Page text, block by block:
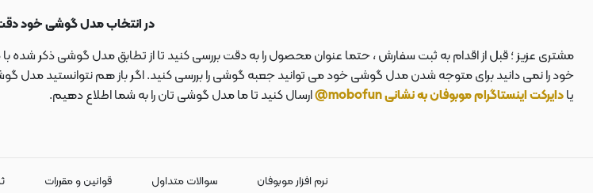
در انتخاب مدل گوشی خود
مشتری عزیز ؛ قبل از اقدام به ثبت سفارش ، حتما عنوان محصول را به دقت بررسی کنید تا از تطابق مدل گوشی ذکر
خود را نمی دانید برای متوجه شدن مدل گوشی خود می توانید جعبه گوشی را بررسی کنید. اگر باز هم نتوانستید مدل
یادایرکت اینستاگرام موبوفان به نشانی mobofun@ ارسال کنید تا ما مدل گوشی تان را به شما اطلاع دهیم.
نرم افزار موبوفان سوالات متداول قوانین و مقررات